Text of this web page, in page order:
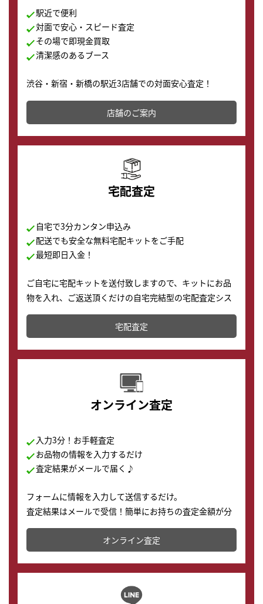
駅近で便利
対面で安心・スピード査定
その場で即現金買取
清潔感のあるブース
渋谷・新宿・新橋の駅近3店舗での対面安心査定！
その場で現金買取致します。渋谷本店では、時計販売の
店舗を併設しており、下取りに出してお得に新しい時計
の購入もできます♪
店舗のご案内
宅配査定
自宅で3分カンタン申込み
配送でも安全な無料宅配キットをご手配
最短即日入金！
ご自宅に宅配キットを送付致しますので、キットにお品
物を入れ、ご返送頂くだけの自宅完結型の宅配査定シス
テムです。
配送でも簡単&安全に査定・買取に出すことが可能で
す。
宅配査定
オンライン査定
入力3分！お手軽査定
お品物の情報を入力するだけ
査定結果がメールで届く♪
フォームに情報を入力して送信するだけ。
査定結果はメールで受信！簡単にお持ちの査定金額が分
かります。
オンライン査定